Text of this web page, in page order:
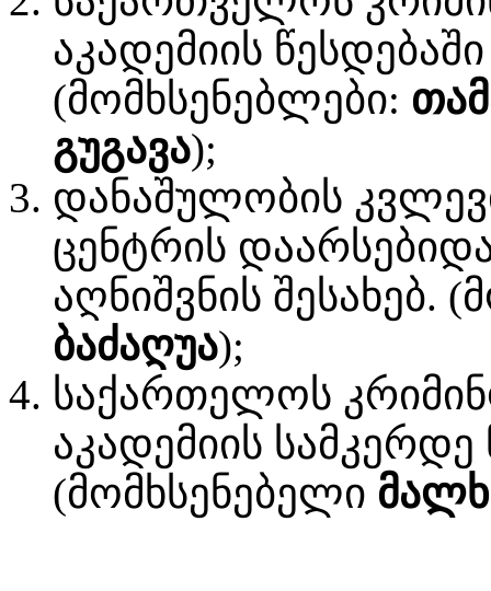
აკადემიის
(მომხსენებლები:
გუგავა);
დანაშულობის
ცენტრის
აღნიშვნის შესახებ.
ბაძაღუა);
საქართელოს
აკადემიის სამკერდე
(მომხსენებელი